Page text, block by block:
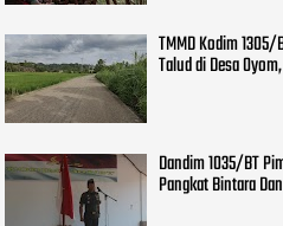
TMMD Kodim
Talud di Desa
Dandim 1035/BT
Pangkat Bintara